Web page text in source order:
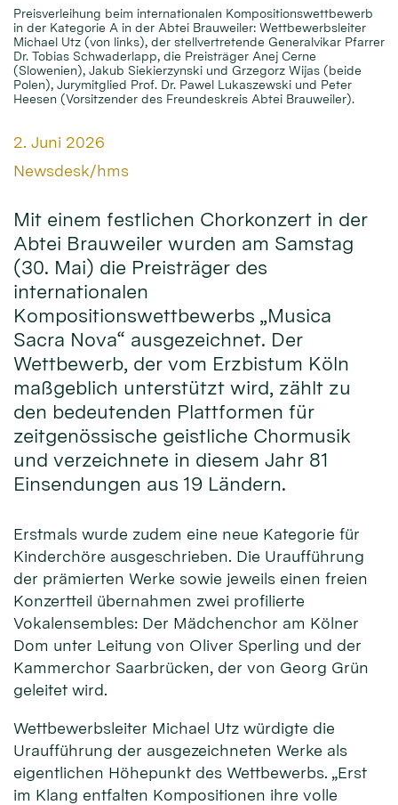
Preisverleihung beim internationalen Kompositionswettbewerb
in der Kategorie A in der Abtei Brauweiler: Wettbewerbsleiter
Michael Utz (von links), der stellvertretende Generalvikar Pfarrer
Dr. Tobias Schwaderlapp, die Preisträger Anej Cerne
(Slowenien), Jakub Siekierzynski und Grzegorz Wijas (beide
Polen), Jurymitglied Prof. Dr. Pawel Lukaszewski und Peter
Heesen (Vorsitzender des Freundeskreis Abtei Brauweiler).
Datum:
2. Juni 2026
Von:
Newsdesk/hms
Mit einem festlichen Chorkonzert in der
Abtei Brauweiler wurden am Samstag
(30. Mai) die Preisträger des
internationalen
Kompositionswettbewerbs „Musica
Sacra Nova“ ausgezeichnet. Der
Wettbewerb, der vom Erzbistum Köln
maßgeblich unterstützt wird, zählt zu
den bedeutenden Plattformen für
zeitgenössische geistliche Chormusik
und verzeichnete in diesem Jahr 81
Einsendungen aus 19 Ländern.
Erstmals wurde zudem eine neue Kategorie für
Kinderchöre ausgeschrieben. Die Uraufführung
der prämierten Werke sowie jeweils einen freien
Konzertteil übernahmen zwei profilierte
Vokalensembles: Der Mädchenchor am Kölner
Dom unter Leitung von Oliver Sperling und der
Kammerchor Saarbrücken, der von Georg Grün
geleitet wird.
Wettbewerbsleiter Michael Utz würdigte die
Uraufführung der ausgezeichneten Werke als
eigentlichen Höhepunkt des Wettbewerbs. „Erst
im Klang entfalten Kompositionen ihre volle